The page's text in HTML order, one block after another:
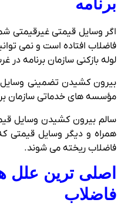
برنامه
اگر وسایل قیمتی غیرقیمتی
فاضلاب افتاده است و نمی
لوله بازکنی سازمان برنامه در
بیرون کشیدن تضمینی وسایل
مؤسسه های خدماتی سازمان
سالم بیرون کشیدن وسایل
همراه و دیگر وسایل قیمتی که
فاضلاب ریخته می شوند.
اصلی ترین علل
فاضلاب